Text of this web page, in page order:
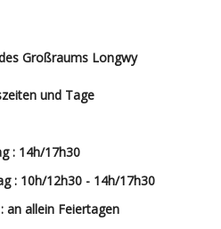
Großraums Longwy
und Tage
: 14h/17h30
: 10h/12h30 - 14h/17h30
an allein Feiertagen